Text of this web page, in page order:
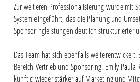
Zur weiteren Professionalisierung wurde mit
System eingeführt, das die Planung und
Sponsoringleistungen deutlich strukturierter
Das Team hat sich ebenfalls weiterentwickelt.
Bereich Vertrieb und Sponsoring. Emily
künftig wieder stärker auf Marketing und